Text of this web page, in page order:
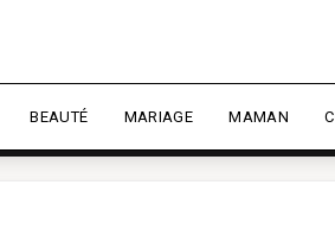
expérience et mesurer
Personnaliser
BEAUTÉ MARIAGE MAMAN